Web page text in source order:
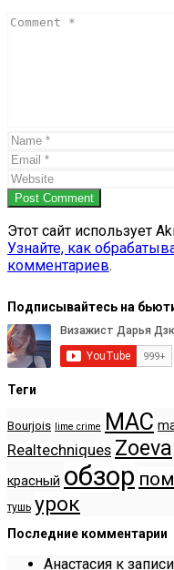
Post Comment
Этот сайт использует
Узнайте, как
комментариев.
Подписывайтесь на
Теги
Bourjois lime crime MAC
Realtechniques Zoeva
красный обзор
тушь урок
Последние комментарии
Анастасия к записи